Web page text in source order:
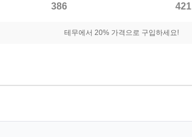
386 421
테무에서 20% 가격으로 구입하세요!